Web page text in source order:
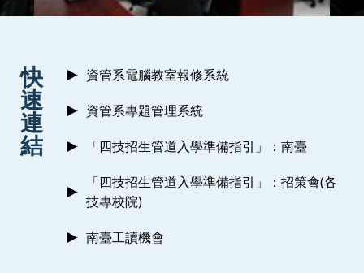
快
速
連
結
資管系電腦教室報修系統
資管系專題管理系統
「四技招生管道入學準備指引」：南臺
「四技招生管道入學準備指引」：招策會(各
技專校院)
南臺工讀機會